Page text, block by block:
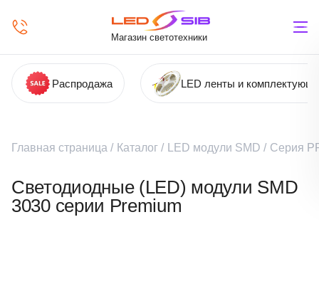
Магазин светотехники
Распродажа LED ленты и
Главная страница / Каталог / LED модули SMD / Серия
Светодиодные (LED) модули SMD
3030 серии Premium